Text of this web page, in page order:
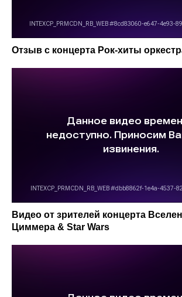
Купить со
Отзыв c концерта Рок-хиты
Видео от зрителей концерта
Циммера & Star Wars